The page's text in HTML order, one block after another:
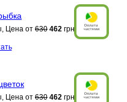
Цена от 630 462 грн
Цена от 630 462 грн